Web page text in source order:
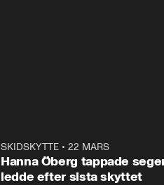
SKIDSKYTTE• 22 MARS
Hanna Öberg tappade
ledde efter sista skyttet